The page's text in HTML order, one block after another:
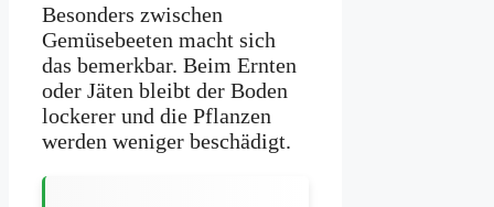
Besonders zwischen
Gemüsebeeten macht sich
das bemerkbar. Beim Ernten
oder Jäten bleibt der Boden
lockerer und die Pflanzen
werden weniger beschädigt.